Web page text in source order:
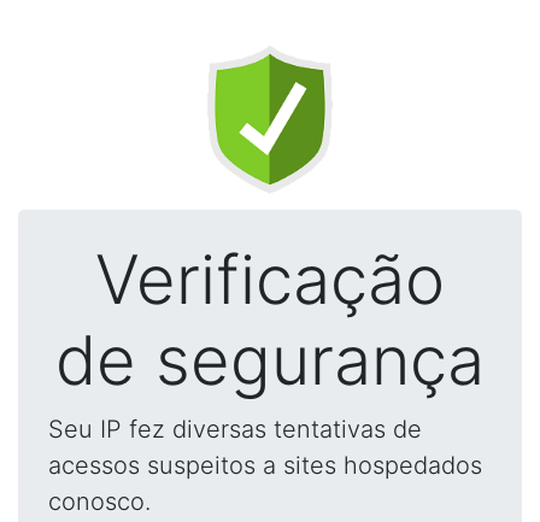
Verificação
de segurança
Seu IP fez diversas tentativas de
acessos suspeitos a sites hospedados
conosco.